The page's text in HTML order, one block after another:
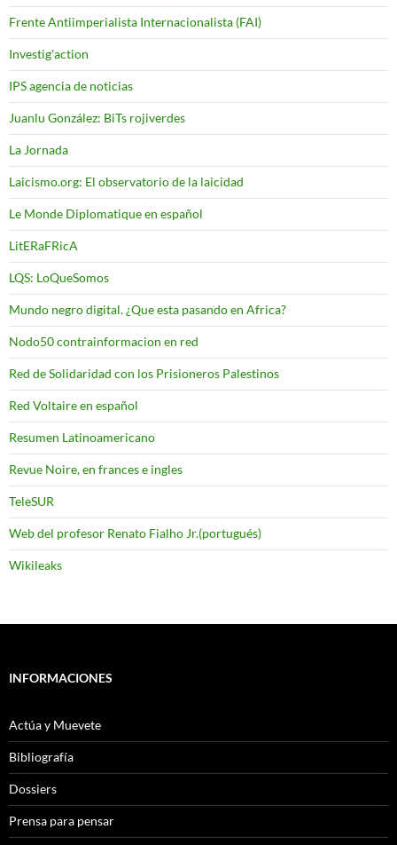
Frente Antiimperialista Internacionalista (FAI)
Investig'action
IPS agencia de noticias
Juanlu González: BiTs rojiverdes
La Jornada
Laicismo.org: El observatorio de la laicidad
Le Monde Diplomatique en español
LitERaFRicA
LQS: LoQueSomos
Mundo negro digital. ¿Que esta pasando en Africa?
Nodo50 contrainformacion en red
Red de Solidaridad con los Prisioneros Palestinos
Red Voltaire en español
Resumen Latinoamericano
Revue Noire, en frances e ingles
TeleSUR
Web del profesor Renato Fialho Jr.(portugués)
Wikileaks
INFORMACIONES
Actúa y Muevete
Bibliografía
Dossiers
Prensa para pensar